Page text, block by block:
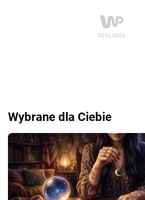
Wybrane dla Ciebie